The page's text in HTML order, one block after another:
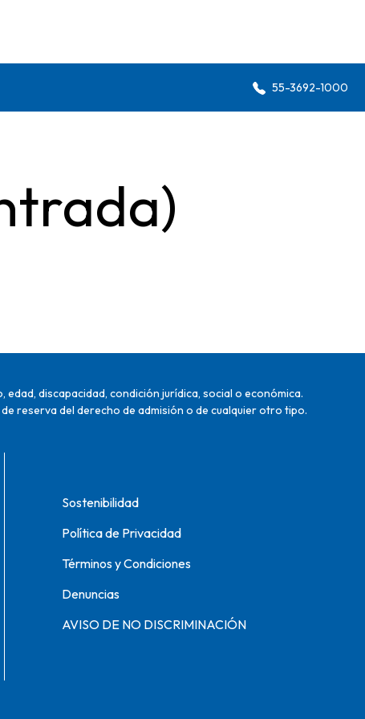
55-3692-1000
discapacidad, condición jurídica, social o económica.
reserva del derecho de admisión o de cualquier otro tipo.
Sostenibilidad
Política de Privacidad
Términos y Condiciones
Denuncias
AVISO DE NO DISCRIMINACIÓN